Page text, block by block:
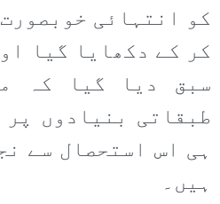
کو انتہائی
کر کے دکھایا گیا
سبق دیا گیا کہ
طبقاتی بنیادوں
ہی اس استحصال سے
ہیں۔